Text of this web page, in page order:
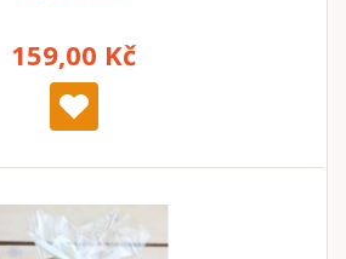
159,00 Kč